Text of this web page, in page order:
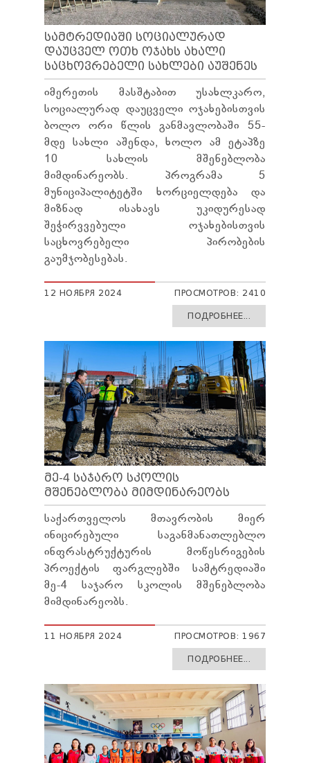
ТЕНДЕРЫ
ОТЧЁТ ДЛЯ ПРЕДОСТАВЛЕНИЯ ПРЕЗИДЕНТУ И
ПАРЛАМЕНТУ
ТРЕБОВАНИЯ ПУБЛИЧНОЙ ИНФОРМАЦИИ
УПОЛНОМОЧЕННЫЙ ПО ЗАЩИТЕ
ПЕРСОНАЛЬНЫХ ДАННЫХ
ПРАВОВЕДЧЕСКИЕ РЕШЕНИЯ
ПРАВИЛА ОБЖАЛОВАНИЯ
ᲡᲐᲛᲢᲠᲔᲓᲘᲐᲨᲘ ᲡᲝᲪᲘᲐᲚᲣᲠᲐᲓ
ᲓᲐᲣᲪᲕᲔᲚ ᲝᲗᲮ ᲝᲯᲐᲮᲡ ᲐᲮᲐᲚᲘ
ᲡᲐᲪᲮᲝᲕᲠᲔᲑᲔᲚᲘ ᲡᲐᲮᲚᲔᲑᲘ ᲐᲣᲨᲔᲜᲔᲡ
იმერეთის მასშტაბით უსახლკარო,
სოციალურად დაუცველი ოჯახებისთვის
ბოლო ორი წლის განმავლობაში 55-
მდე სახლი აშენდა, ხოლო ამ ეტაპზე
10 სახლის მშენებლობა
მიმდინარეობს. პროგრამა 5
მუნიციპალიტეტში ხორციელდება და
მიზნად ისახავს უკიდურესად
შეჭირვვებული ოჯახებისთვის
საცხოვრებელი პირობების
გაუმჯობესებას.
12 НОЯБРЯ 2024 ПРОСМОТРОВ: 2410
ПОДРОБНЕЕ...
ᲛᲔ-4 ᲡᲐᲯᲐᲠᲝ ᲡᲙᲝᲚᲘᲡ
ᲛᲨᲔᲜᲔᲑᲚᲝᲑᲐ ᲛᲘᲛᲓᲘᲜᲐᲠᲔᲝᲑᲡ
საქართველოს მთავრობის მიერ
ინიცირებული საგანმანათლებლო
ინფრასტრუქტურის მოწესრიგების
პროექტის ფარგლებში სამტრედიაში
მე-4 საჯარო სკოლის მშენებლობა
მიმდინარეობს.
11 НОЯБРЯ 2024 ПРОСМОТРОВ: 1967
ПОДРОБНЕЕ...